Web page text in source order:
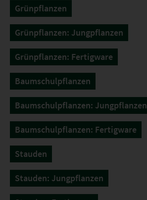
Grünpflanzen
Grünpflanzen: Jungpflanzen
Grünpflanzen: Fertigware
Baumschulpflanzen
Baumschulpflanzen: Jungpflanzen
Baumschulpflanzen: Fertigware
Stauden
Stauden: Jungpflanzen